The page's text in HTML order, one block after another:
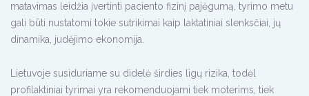
matavimas leidžia įvertinti paciento fizinį pajėgumą, tyrimo metu
gali būti nustatomi tokie sutrikimai kaip laktatiniai slenksčiai, jų
dinamika, judėjimo ekonomija.
Lietuvoje susiduriame su didelė širdies ligų rizika, todėl
profilaktiniai tyrimai yra rekomenduojami tiek moterims, tiek